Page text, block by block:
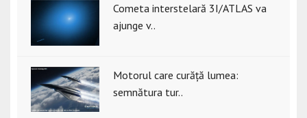
Cometa interstelară 3I/ATLAS va
ajunge v..
Motorul care curăță lumea:
semnătura tur..